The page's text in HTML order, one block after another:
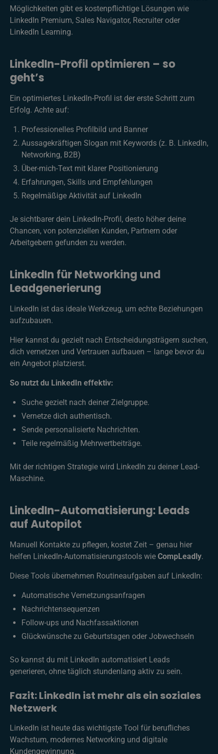
Möglichkeiten gibt es kostenpflichtige Lösungen wie
LinkedIn Premium, Sales Navigator, Recruiter oder
LinkedIn Learning.
LinkedIn-Profil optimieren – so
geht’s
Ein optimiertes LinkedIn-Profil ist der erste Schritt zum
Erfolg. Achte auf:
Professionelles Profilbild und Banner
Aussagekräftigen Slogan mit Keywords (z. B. LinkedIn,
Networking, B2B)
Über-mich-Text mit klarer Positionierung
Erfahrungen, Skills und Empfehlungen
Regelmäßige Aktivität auf LinkedIn
Je sichtbarer dein LinkedIn-Profil, desto höher deine
Chancen, von potenziellen Kunden, Partnern oder
Arbeitgebern gefunden zu werden.
LinkedIn für Networking und
Leadgenerierung
LinkedIn ist das ideale Werkzeug, um echte Beziehungen
aufzubauen.
Hier kannst du gezielt nach Entscheidungsträgern suchen,
dich vernetzen und Vertrauen aufbauen – lange bevor du
ein Angebot platzierst.
So nutzt du LinkedIn effektiv:
Suche gezielt nach deiner Zielgruppe.
Vernetze dich authentisch.
Sende personalisierte Nachrichten.
Teile regelmäßig Mehrwertbeiträge.
Mit der richtigen Strategie wird LinkedIn zu deiner Lead-
Maschine.
LinkedIn-Automatisierung: Leads
auf Autopilot
Manuell Kontakte zu pflegen, kostet Zeit – genau hier
helfen LinkedIn-Automatisierungstools wie CompLeadly.
Diese Tools übernehmen Routineaufgaben auf LinkedIn:
Automatische Vernetzungsanfragen
Nachrichtensequenzen
Follow-ups und Nachfassaktionen
Glückwünsche zu Geburtstagen oder Jobwechseln
So kannst du mit LinkedIn automatisiert Leads
generieren, ohne täglich stundenlang aktiv zu sein.
Fazit: LinkedIn ist mehr als ein soziales
Netzwerk
LinkedIn ist heute das wichtigste Tool für berufliches
Wachstum, modernes Networking und digitale
Kundengewinnung.